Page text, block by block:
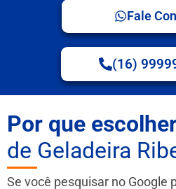
Fale
(16)
Por que
de Geladeira
Se você pesquisar no Google